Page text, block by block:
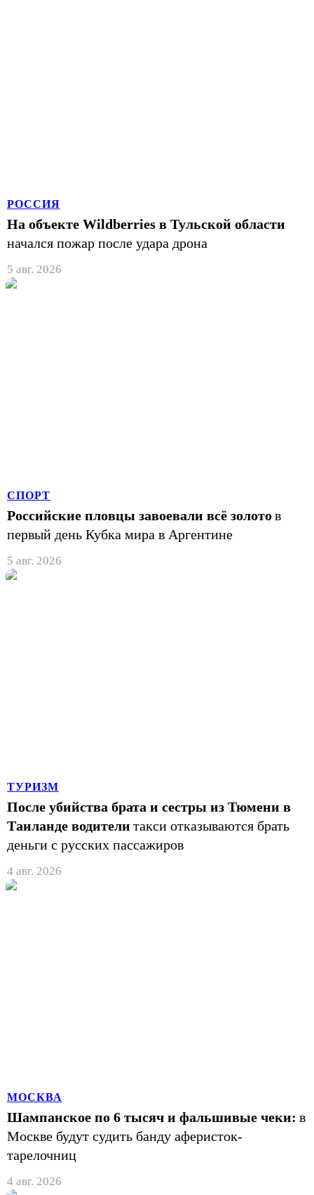
РОССИЯ
На объекте Wildberries в Тульской области
начался пожар после удара дрона
5 авг. 2026
СПОРТ
Российские пловцы завоевали всё золотов
первый день Кубка мира в Аргентине
5 авг. 2026
ТУРИЗМ
После убийства брата и сестры из Тюмени в
Таиланде водители такси отказываются брать
деньги с русских пассажиров
4 авг. 2026
МОСКВА
Шампанское по 6 тысяч и фальшивые чеки: в
Москве будут судить банду аферисток-
тарелочниц
4 авг. 2026